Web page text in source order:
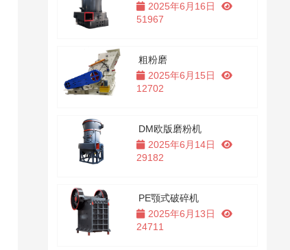
2025年6月16日
51967
粗粉磨
2025年6月15日
12702
DM欧版磨粉机
2025年6月14日
29182
PE颚式破碎机
2025年6月13日
24711